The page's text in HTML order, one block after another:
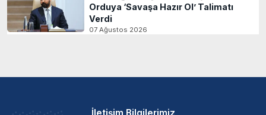
Orduya ‘Savaşa Hazır Ol’ Talimatı
Verdi
07 Ağustos 2026
İletişim Bilgilerimiz